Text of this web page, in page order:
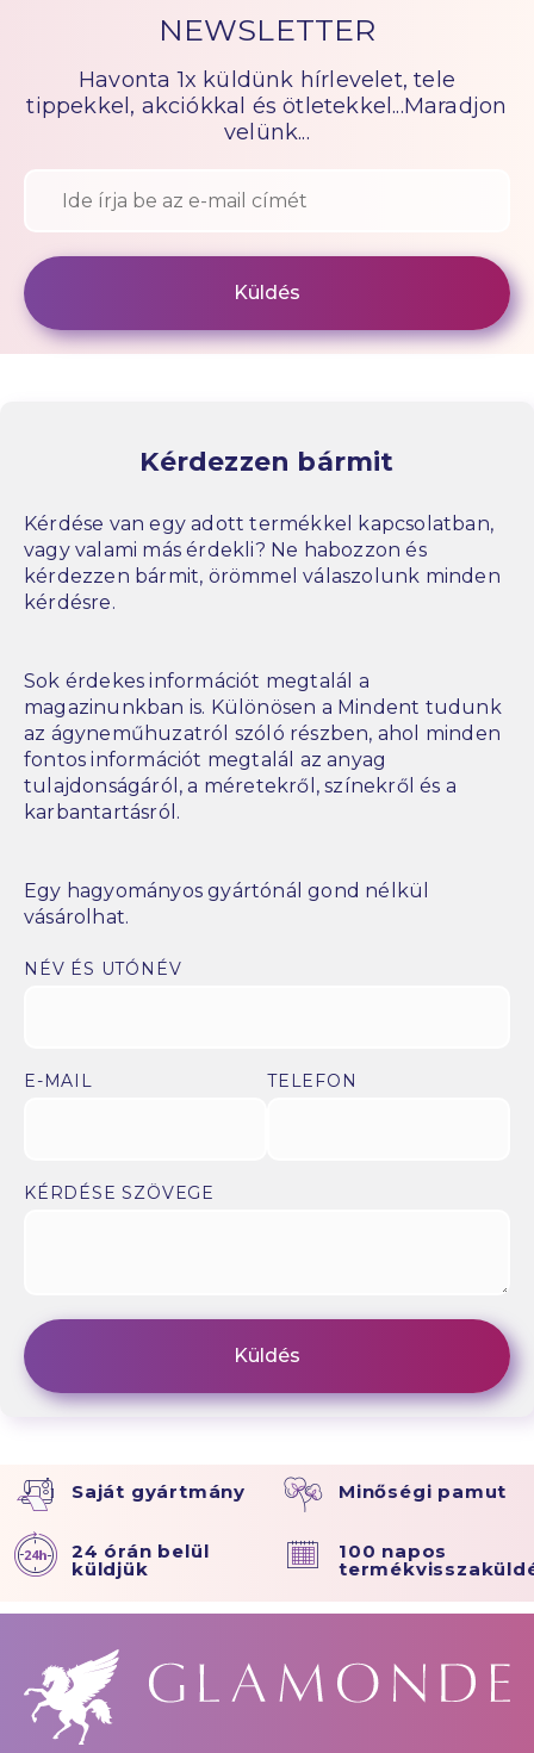
NEWSLETTER
Havonta 1x küldünk hírlevelet, tele
tippekkel, akciókkal és ötletekkel...Maradjon
velünk...
Kérdezzen bármit
Kérdése van egy adott termékkel kapcsolatban,
vagy valami más érdekli? Ne habozzon és
kérdezzen bármit, örömmel válaszolunk minden
kérdésre.
Sok érdekes információt megtalál a
magazinunkban is. Különösen a Mindent tudunk
az ágyneműhuzatról szóló részben, ahol minden
fontos információt megtalál az anyag
tulajdonságáról, a méretekről, színekről és a
karbantartásról.
Egy hagyományos gyártónál gond nélkül
vásárolhat.
NÉV ÉS UTÓNÉV
E-MAIL TELEFON
KÉRDÉSE SZÖVEGE
Saját gyártmány Minőségi pamut
24 órán belül
küldjük
100 napos